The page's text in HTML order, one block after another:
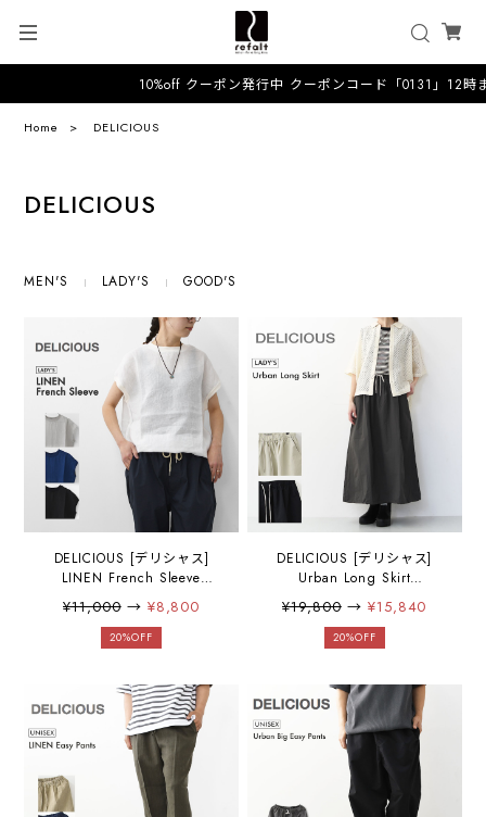
10%off クーポン発行中 クーポンコード「0131」12時ま
Home DELICIOUS
DELICIOUS
MEN'S LADY'S GOOD'S
DELICIOUS [デリシャス]
LINEN French Sleeve
スリーブ・麻・半袖・ゆっ
たりシルエット・LADY'S
¥11,000→ ¥8,800
20%OFF
DELICIOUS [デリシャス]
Urban Long Skirt
スカート・ロングスカー
ト・ナイロンスカート・キ
¥19,800→ ¥15,840
20%OFF